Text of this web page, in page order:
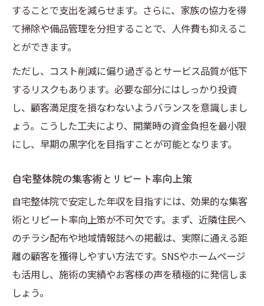
することで支出を減らせます。さらに、家族の協力を得
て掃除や備品管理を分担することで、人件費も抑えるこ
とができます。
ただし、コスト削減に偏り過ぎるとサービス品質が低下
するリスクもあります。必要な部分にはしっかり投資
し、顧客満足度を損なわないようバランスを意識しまし
ょう。こうした工夫により、開業時の資金負担を最小限
にし、早期の黒字化を目指すことが可能となります。
自宅整体院の集客術とリピート率向上策
自宅整体院で安定した年収を目指すには、効果的な集客
術とリピート率向上策が不可欠です。まず、近隣住民へ
のチラシ配布や地域情報誌への掲載は、実際に通える距
離の顧客を獲得しやすい方法です。SNSやホームページ
も活用し、施術の実績やお客様の声を積極的に発信しま
しょう。